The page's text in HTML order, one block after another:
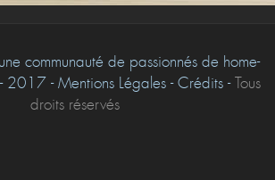
communauté de passionnés de home-
- Mentions Légales - Crédits -Tous
droits réservés